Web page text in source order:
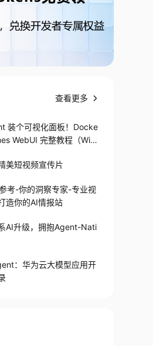
查看更多
装个可视化面板！Docke
WebUI 完整教程（Win
美短视频宣传片
考-你的洞察专家-专业视
造你的AI情报站
AI升级，拥抱Agent-Nati
：华为云大模型应用开